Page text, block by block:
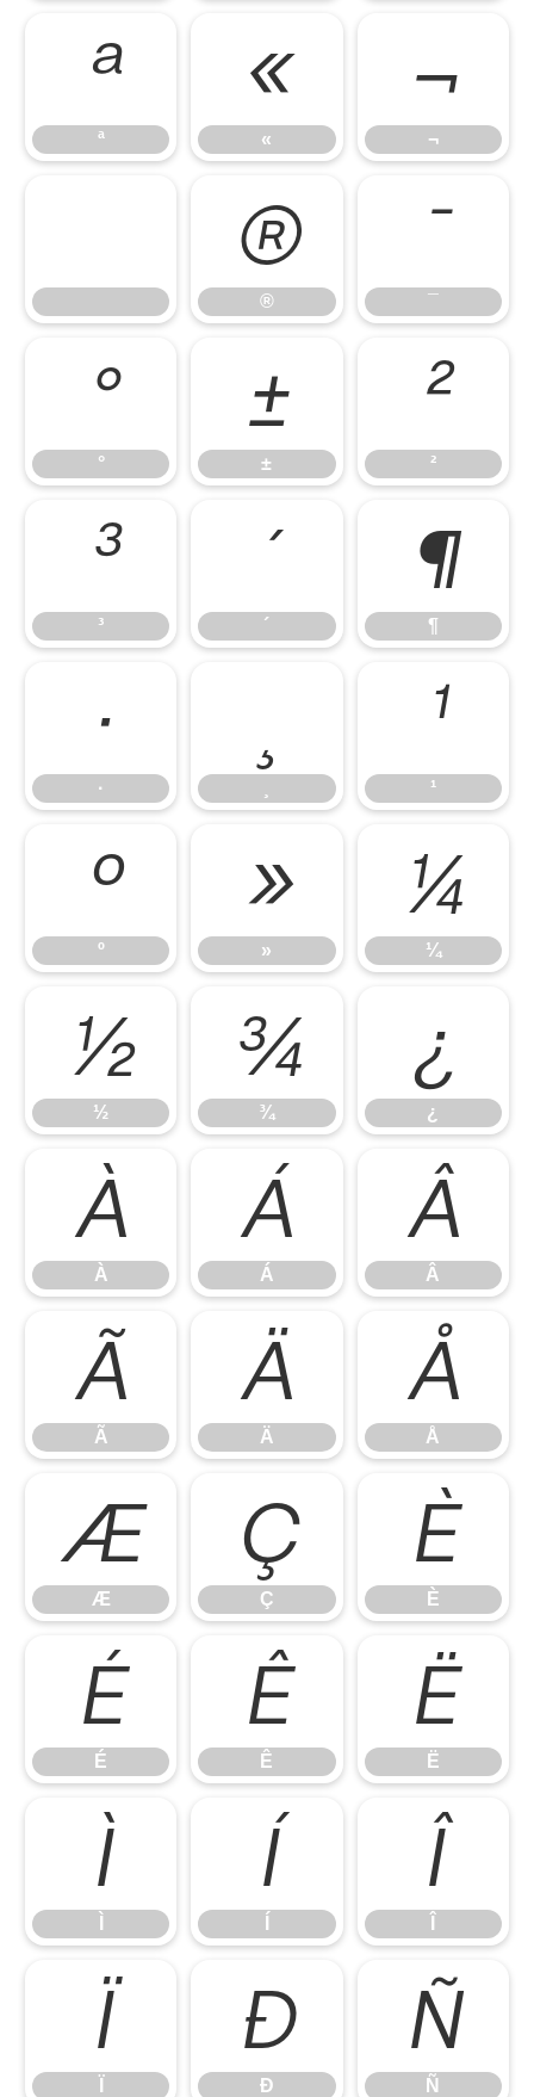
ª
ª
«
«
¬
¬
®
®
¯
¯
°
°
±
±
²
²
³
³
´
´
¶
¶
·
·
¹
¹
º
º
»
»
¼
¼
½
½
¾
¾
¿
¿
À
À
Á
Á
Â
Â
Ã
Ã
Ä
Ä
Å
Å
Æ
Æ
Ç
Ç
È
È
É
É
Ê
Ê
Ë
Ë
Ì Í Î
Ï Ð
Ð
Ñ
Ñ